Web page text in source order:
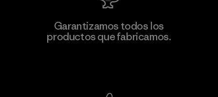
Garantizamos todos los
productos que fabricamos.